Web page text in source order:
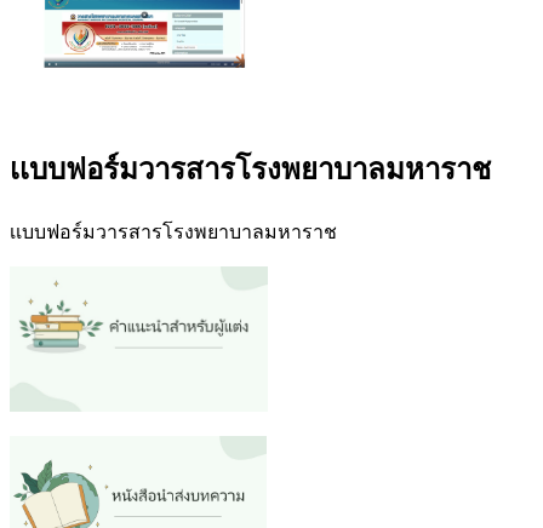
เเบบฟอร์มวารสารโรงพยาบาลมหาราช
เเบบฟอร์มวารสารโรงพยาบาลมหาราช